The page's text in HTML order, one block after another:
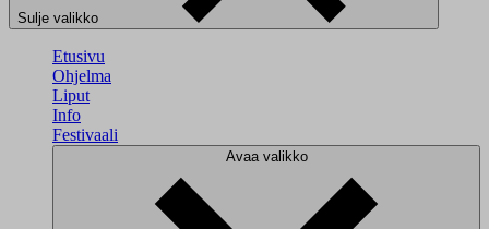
Sulje valikko
Etusivu
Ohjelma
Liput
Info
Festivaali
Avaa valikko